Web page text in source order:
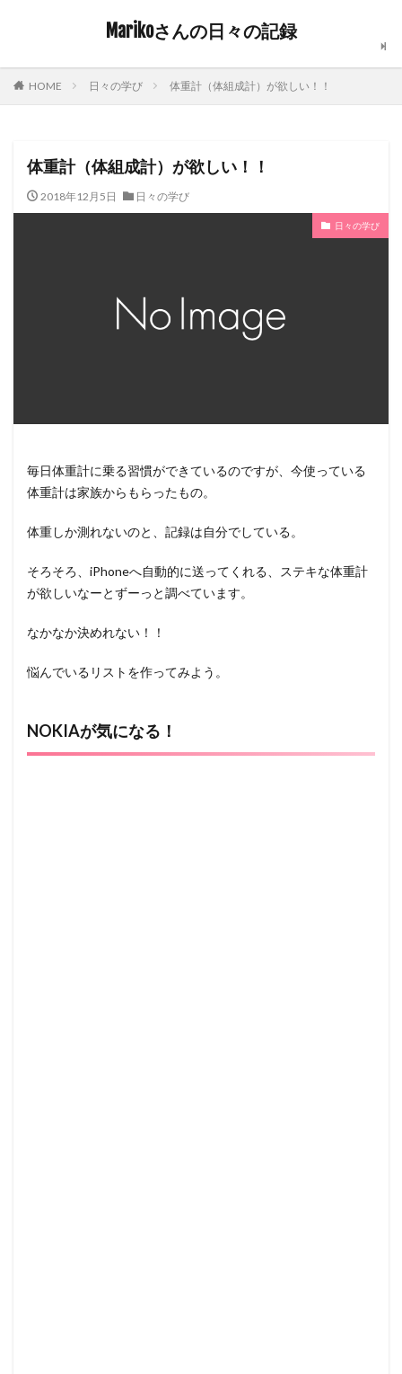
Marikoさんの日々の記録
HOME 日々の学び 体重計（体組成計）が欲しい！！
体重計（体組成計）が欲しい！！
2018年12月5日 日々の学び
日々の学び
毎日体重計に乗る習慣ができているのですが、今使っている
体重計は家族からもらったもの。
体重しか測れないのと、記録は自分でしている。
そろそろ、iPhoneへ自動的に送ってくれる、ステキな体重計
が欲しいなーとずーっと調べています。
なかなか決めれない！！
悩んでいるリストを作ってみよう。
NOKIAが気になる！